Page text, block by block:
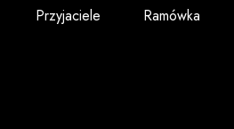
Przyjaciele Ramówka